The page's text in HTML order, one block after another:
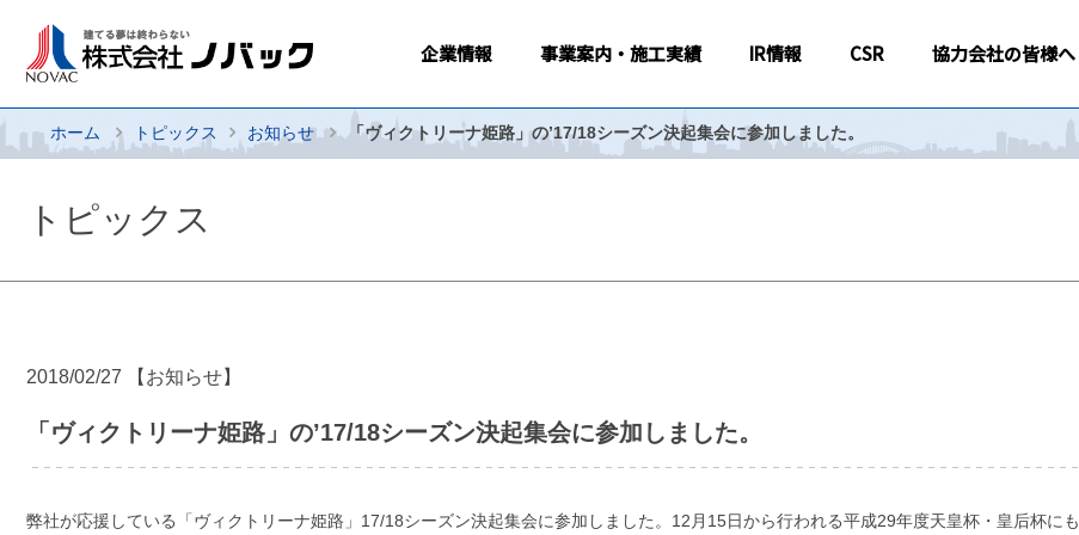
企業情報 事業案内・施工実績 IR情報 CSR 協力会社の皆様へ
ホーム トピックス お知らせ 「ヴィクトリーナ姫路」の’17/18シーズン決起集会に参加しました。
トピックス
2018/02/27 【お知らせ】
「ヴィクトリーナ姫路」の’17/18シーズン決起集会に参加しました。
弊社が応援している「ヴィクトリーナ姫路」17/18シーズン決起集会に参加しました。12月15日から行われる平成29年度天皇杯・皇后杯にも